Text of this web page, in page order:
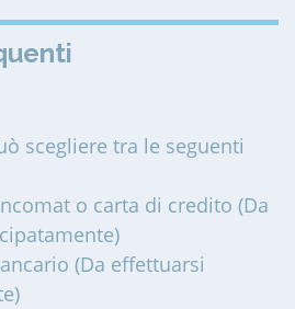
scegliere tra le seguenti
o carta di credito (Da
(Da effettuarsi